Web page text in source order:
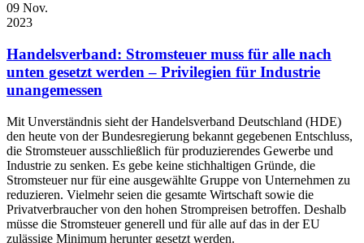
09 Nov.
2023
Handelsverband: Stromsteuer muss für alle nach
unten gesetzt werden – Privilegien für Industrie
unangemessen
Mit Unverständnis sieht der Handelsverband Deutschland (HDE)
den heute von der Bundesregierung bekannt gegebenen Entschluss,
die Stromsteuer ausschließlich für produzierendes Gewerbe und
Industrie zu senken. Es gebe keine stichhaltigen Gründe, die
Stromsteuer nur für eine ausgewählte Gruppe von Unternehmen zu
reduzieren. Vielmehr seien die gesamte Wirtschaft sowie die
Privatverbraucher von den hohen Strompreisen betroffen. Deshalb
müsse die Stromsteuer generell und für alle auf das in der EU
zulässige Minimum herunter gesetzt werden.